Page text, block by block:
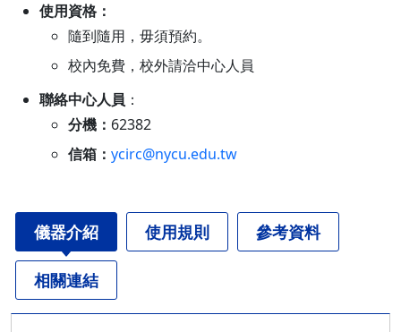
使用資格：
隨到隨用，毋須預約。
校內免費，校外請洽中心人員
聯絡中心人員 ：
分機： 62382
信箱： ycirc@nycu.edu.tw
儀器介紹 使用規則 參考資料
相關連結